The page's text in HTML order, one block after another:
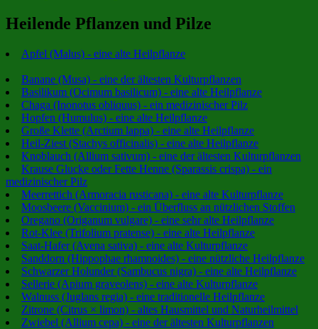
Heilende Pflanzen und Pilze
Apfel (Malus) - eine alte Heilpflanze
Banane (Musa) - eine der ältesten Kulturpflanzen
Basilikum (Ocimum basilicum) - eine alte Heilpflanze
Chaga (Inonotus obliquus) - ein medizinischer Pilz
Hopfen (Humulus) - eine alte Heilpflanze
Große Klette (Arctium lappa) - eine alte Heilpflanze
Heil-Ziest (Stachys officinalis) - eine alte Heilpflanze
Knoblauch (Allium sativum) - eine der ältesten Kulturpflanzen
Krause Glucke oder Fette Henne (Sparassis crispa) - ein
medizinischer Pilz
Meerrettich (Armoracia rusticana) - eine alte Kulturpflanze
Moosbeere (Vaccinium) - ein Überfluss an nützlichen Stoffen
Oregano (Origanum vulgare) - eine sehr alte Heilpflanze
Rot-Klee (Trifolium pratense) - eine alte Heilpflanze
Saat-Hafer (Avena sativa) - eine alte Kulturpflanze
Sanddorn (Hippophae rhamnoides) - eine nützliche Heilpflanze
Schwarzer Holunder (Sambucus nigra) - eine alte Heilpflanze
Sellerie (Apium graveolens) - eine alte Kulturpflanze
Walnuss (Juglans regia) - eine traditionelle Heilpflanze
Zitrone (Citrus × limon) - altes Hausmittel und Naturheilmittel
Zwiebel (Allium cepa) - eine der ältesten Kulturpflanzen